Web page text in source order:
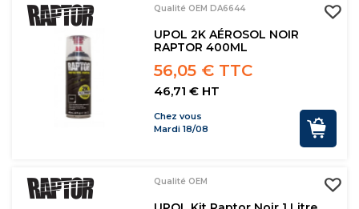
Qualité OEM DA6644
UPOL 2K AÉROSOL NOIR
RAPTOR 400ML
56,05 € TTC
46,71 € HT
Chez vous
Mardi 18/08
Qualité OEM